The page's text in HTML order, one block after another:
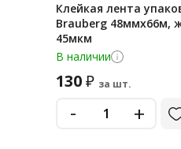
Клейкая лента
Brauberg 48ммх66м,
45мкм
В наличии
130₽ за шт.
- +